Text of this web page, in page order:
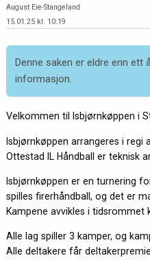
August Eie-Stangeland
15.01.25 kl. 10:19
Denne saken er eldre enn ett
informasjon.
Velkommen til Isbjørnkøppen i
Isbjørnkøppen arrangeres i regi
Ottestad IL Håndball er teknisk
Isbjørnkøppen er en turnering
spilles firerhåndball, og det er
Kampene avvikles i tidsrommet
Alle lag spiller 3 kamper, og
Alle deltakere får